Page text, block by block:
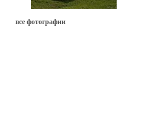
все фотографии